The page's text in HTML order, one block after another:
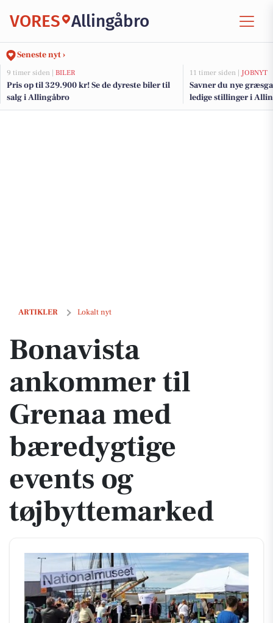
VORES Allingåbro
Seneste nyt ›
9 timer siden | BILER
Pris op til 329.900 kr! Se de dyreste biler til
salg i Allingåbro
11 timer siden | JOBNYT
Savner du nye
ledige stillinger i
ARTIKLER Lokalt nyt
Bonavista ankommer til Grenaa med bæredygtige events og
Bonavista
ankommer til
Grenaa med
bæredygtige
events og
tøjbyttemarked